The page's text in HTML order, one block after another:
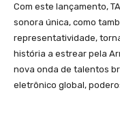
Com este lançamento,
sonora única, como
representatividade,
história a estrear pela
nova onda de talentos
eletrônico global,